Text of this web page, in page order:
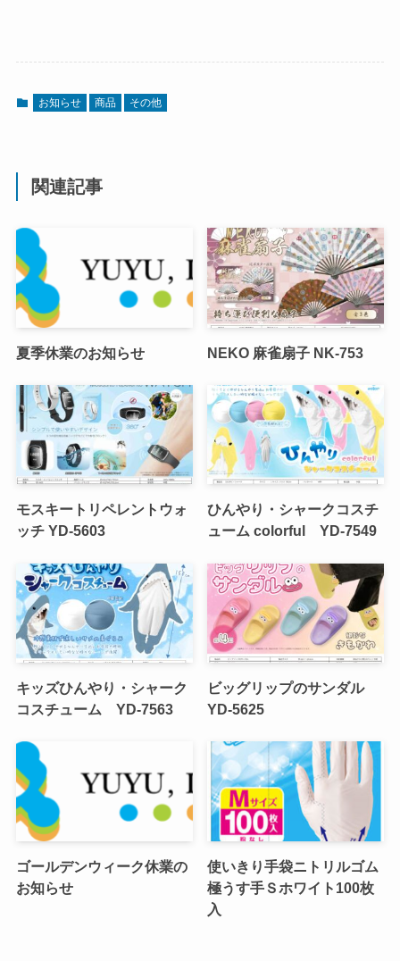
お知らせ 商品 その他
関連記事
夏季休業のお知らせ NEKO 麻雀扇子 NK-753
モスキートリペレントウォ
ッチ YD-5603
ひんやり・シャークコスチ
ューム colorful YD-7549
キッズひんやり・シャーク
コスチューム YD-7563
ビッグリップのサンダル
YD-5625
ゴールデンウィーク休業の
お知らせ
使いきり手袋ニトリルゴム
極うす手Ｓホワイト100枚
入